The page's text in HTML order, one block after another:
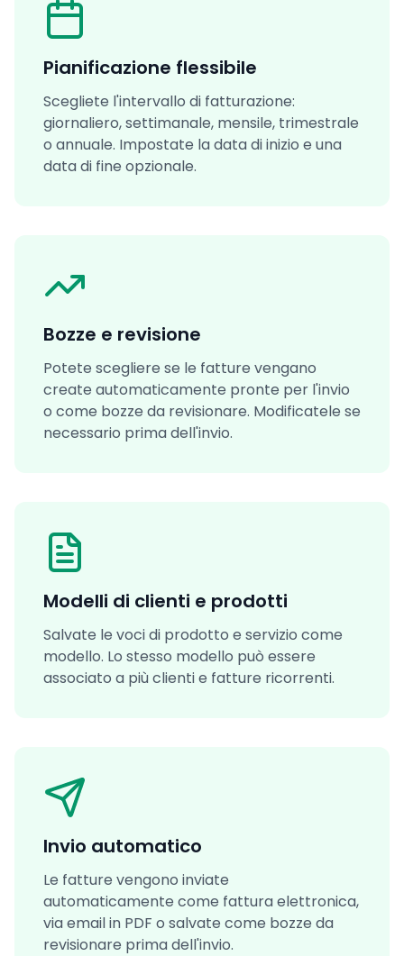
Pianificazione flessibile
Scegliete l'intervallo di fatturazione:
giornaliero, settimanale, mensile, trimestrale
o annuale. Impostate la data di inizio e una
data di fine opzionale.
Bozze e revisione
Potete scegliere se le fatture vengano
create automaticamente pronte per l'invio
o come bozze da revisionare. Modificatele se
necessario prima dell'invio.
Modelli di clienti e prodotti
Salvate le voci di prodotto e servizio come
modello. Lo stesso modello può essere
associato a più clienti e fatture ricorrenti.
Invio automatico
Le fatture vengono inviate
automaticamente come fattura elettronica,
via email in PDF o salvate come bozze da
revisionare prima dell'invio.